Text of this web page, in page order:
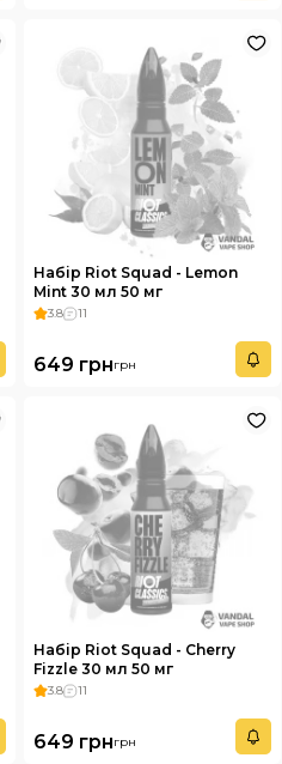
Набір Riot Squad - Lemon
Mint 30 мл 50 мг
3.8 11
649 грнгрн
Набір Riot Squad - Cherry
Fizzle 30 мл 50 мг
3.8 11
649 грнгрн